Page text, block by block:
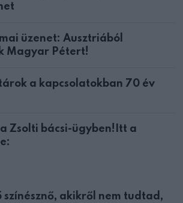
üzenet: Ausztriából
Magyar Pétert!
a kapcsolatokban 70 év
Zsolti bácsi-ügyben!Itt a
színésznő, akikről nem tudtad,